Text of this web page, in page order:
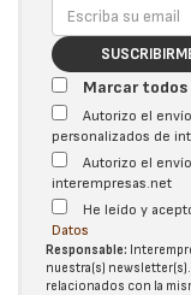
Marcar todos
Autorizo el
personalizados de
Autorizo el
interempresas.net
He leído y
Datos
Responsable:
nuestra(s)
relacionados con la